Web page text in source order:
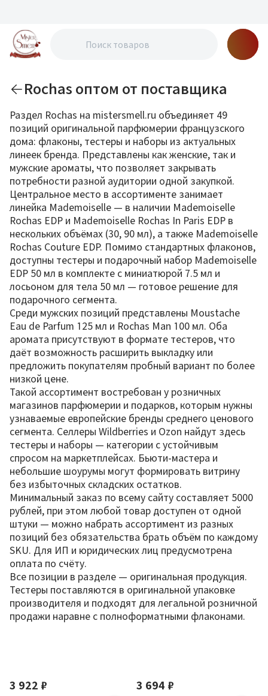
Rochas оптом от поставщика
Раздел Rochas на mistersmell.ru объединяет 49
позиций оригинальной парфюмерии французского
дома: флаконы, тестеры и наборы из актуальных
линеек бренда. Представлены как женские, так и
мужские ароматы, что позволяет закрывать
потребности разной аудитории одной закупкой.
Центральное место в ассортименте занимает
линейка Mademoiselle — в наличии Mademoiselle
Rochas EDP и Mademoiselle Rochas In Paris EDP в
нескольких объёмах (30, 90 мл), а также Mademoiselle
Rochas Couture EDP. Помимо стандартных флаконов,
доступны тестеры и подарочный набор Mademoiselle
EDP 50 мл в комплекте с миниатюрой 7.5 мл и
лосьоном для тела 50 мл — готовое решение для
подарочного сегмента.
Среди мужских позиций представлены Moustache
Eau de Parfum 125 мл и Rochas Man 100 мл. Оба
аромата присутствуют в формате тестеров, что
даёт возможность расширить выкладку или
предложить покупателям пробный вариант по более
низкой цене.
Такой ассортимент востребован у розничных
магазинов парфюмерии и подарков, которым нужны
узнаваемые европейские бренды среднего ценового
сегмента. Селлеры Wildberries и Ozon найдут здесь
тестеры и наборы — категории с устойчивым
спросом на маркетплейсах. Бьюти-мастера и
небольшие шоурумы могут формировать витрину
без избыточных складских остатков.
Минимальный заказ по всему сайту составляет 5000
рублей, при этом любой товар доступен от одной
штуки — можно набрать ассортимент из разных
позиций без обязательства брать объём по каждому
SKU. Для ИП и юридических лиц предусмотрена
оплата по счёту.
Все позиции в разделе — оригинальная продукция.
Тестеры поставляются в оригинальной упаковке
производителя и подходят для легальной розничной
продажи наравне с полноформатными флаконами.
3 922 ₽ 3 694 ₽